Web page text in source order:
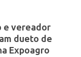
e vereador
dueto de
Expoagro